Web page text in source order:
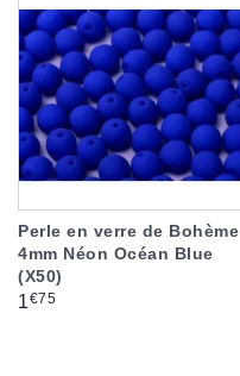
Perle en verre de Bohème
4mm Néon Océan Blue
(X50)
Prix
1€75